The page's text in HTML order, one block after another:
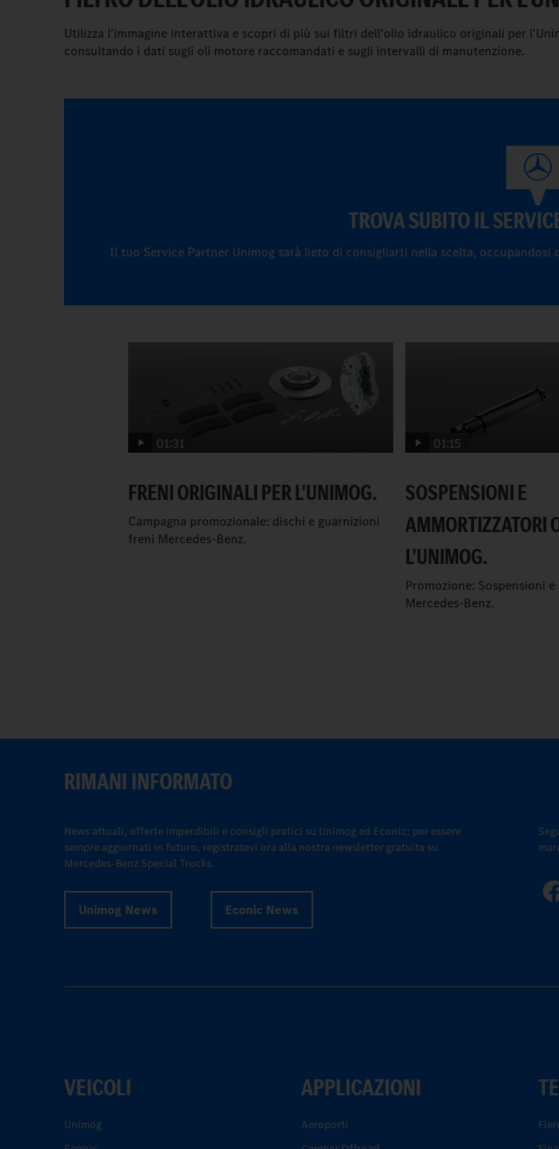
Utilizza l'immagine interattiva e scopri di più sui filtri dell'olio idraulico originali per
consultando i dati sugli oli motore raccomandati e sugli intervalli di manutenzione.
TROVA SUBITO IL
Il tuo Service Partner Unimog sarà lieto di consigliarti nella scelta,
01:31
FRENI ORIGINALI PER L'UNIMOG.
Campagna promozionale: dischi e guarnizioni
freni Mercedes-Benz.
01:15
SOSPENSIONI E
AMMORTIZZATORI
L'UNIMOG.
Promozione: Sospensioni
Mercedes-Benz.
RIMANI INFORMATO
News attuali, offerte imperdibili e consigli pratici su Unimog ed Econic: per essere
sempre aggiornati in futuro, registratevi ora alla nostra newsletter gratuita su
Mercedes-Benz Special Trucks.
Unimog News Econic News
VEICOLI
Unimog
APPLICAZIONI
Aeroporti